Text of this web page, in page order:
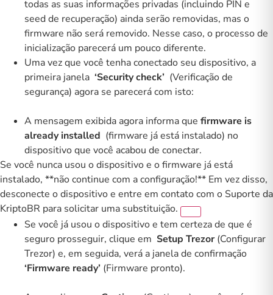
todas as suas informações privadas (incluindo PIN e
seed de recuperação) ainda serão removidas, mas o
firmware não será removido. Nesse caso, o processo de
inicialização parecerá um pouco diferente.
Uma vez que você tenha conectado seu dispositivo, a
primeira janela ‘Security check’ (Verificação de
segurança) agora se parecerá com isto:
A mensagem exibida agora informa que firmware is
already installed (firmware já está instalado) no
dispositivo que você acabou de conectar.
Se você nunca usou o dispositivo e o firmware já está
instalado, **não continue com a configuração!** Em vez disso,
desconecte o dispositivo e entre em contato com o Suporte da
KriptoBR para solicitar uma substituição.
Se você já usou o dispositivo e tem certeza de que é
seguro prosseguir, clique em Setup Trezor (Configurar
Trezor) e, em seguida, verá a janela de confirmação
‘Firmware ready’ (Firmware pronto).